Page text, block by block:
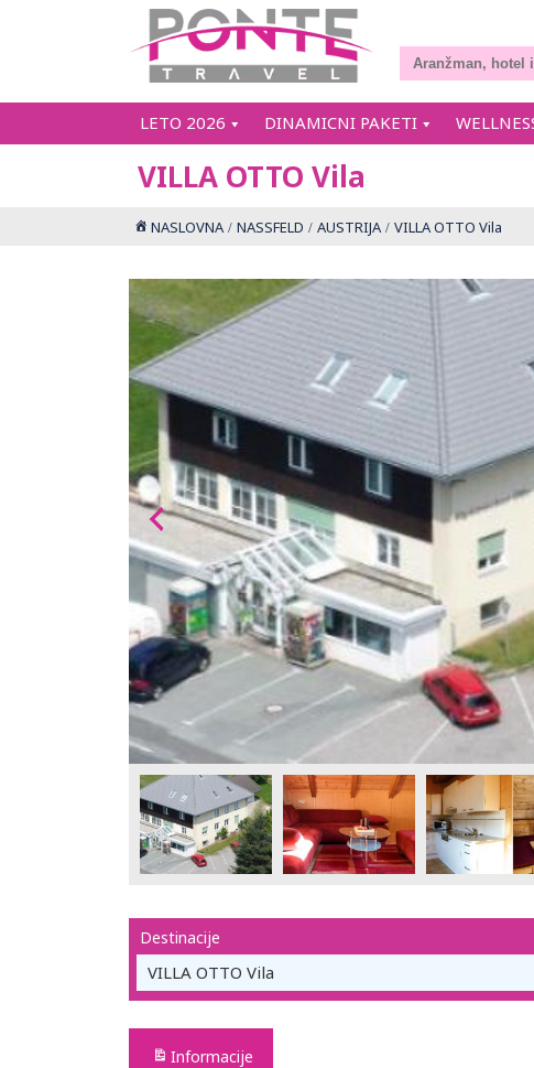
LETO 2026 DINAMICNI PAKETI
VILLA OTTO Vila
NASLOVNA NASSFELD AUSTRIJA VILLA OTTO Vila
Destinacije
VILLA OTTO Vila
Informacije